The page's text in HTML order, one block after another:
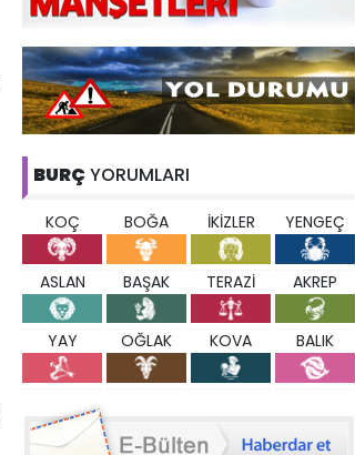
BURÇ YORUMLARI
KOÇ BOĞA İKİZLER YENGEÇ
ASLAN BAŞAK TERAZİ AKREP
YAY OĞLAK KOVA BALIK